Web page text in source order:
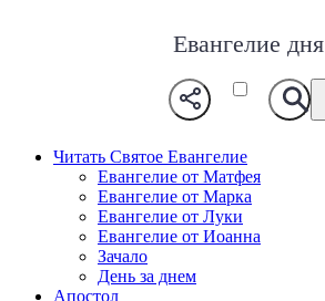
Евангелие дня
Читать Святое Евангелие
Евангелие от Матфея
Евангелие от Марка
Евангелие от Луки
Евангелие от Иоанна
Зачало
День за днем
Апостол